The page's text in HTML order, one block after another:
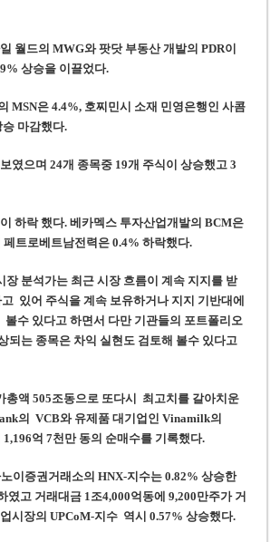
월드의 MWG와 팟닷 부동산 개발의 PDR이
상승을 이끌었다.
MSN은 4.4%, 호찌민시 소재 민영은행인 사콤
마감했다.
였으며 24개 종목중 19개 주식이 상승했고 3
하락 했다. 베카멕스 투자산업개발의 BCM은
트로베트남전력은 0.4% 하락했다.
장 분석가는 최근 시장 흐름이 계속 지지를 받
있어 주식을 계속 보유하거나 지지 기반대에
수 있다고 하면서 다만 기관들의 포트폴리오
되는 종목은 차익 실현도 검토해 볼수 있다고
총액 505조동으로 또다시 최고치를 갈아치운
의 VCB와 유제품 대기업인 Vinamilk의
억 7천만 동의 순매수를 기록했다.
이증권거래소의 HNX-지수는 0.82% 상승한
였고 거래대금 1조4,000억동에 9,200만주가 거
시장의 UPCoM-지수 역시 0.57% 상승했다.